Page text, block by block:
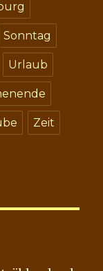
Sonntag
Urlaub
Zeit